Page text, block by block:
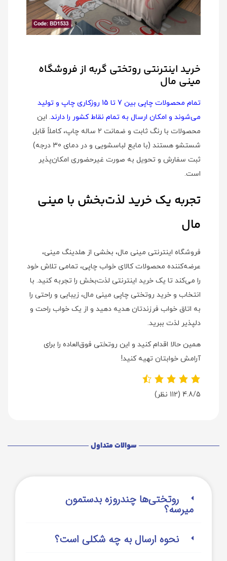
خرید اینترنتی روتختی گربه از فروشگاه
مینی مال
تمام محصولات چاپی بین 7 تا 15 روزکاری چاپ و تولید
می‌شوند و امکان ارسال به تمام نقاط کشور را دارند. این
محصولات با رنگ ثابت و ضمانت 2 ساله چاپ، کاملاً قابل
شستشو هستند (با مایع لباسشویی و در دمای 30 درجه)
ثبت سفارش و تحویل به صورت غیرحضوری امکان‌پذیر
است.
تجربه یک خرید لذت‌بخش با مینی
مال
فروشگاه اینترنتی مینی مال، بخشی از هلدینگ مینی،
عرضه‌کننده محصولات کالای خواب چاپی، تمامی تلاش خود
را می‌کند تا یک خرید اینترنتی لذت‌بخش را تجربه کنید. با
انتخاب و خرید روتختی چاپی مینی مال، زیبایی و راحتی را
به اتاق خواب فرزندتان هدیه دهید و از یک خواب راحت و
دلپذیر لذت ببرید.
همین حالا اقدام کنید و این روتختی فوق‌العاده را برای
آرامش خوابتان تهیه کنید!
4.8/5 (112 نظر)
سوالات متداول
روتختی‌‌ها چندروزه بدستمون
میرسه؟
نحوه ارسال به چه شکلی است؟